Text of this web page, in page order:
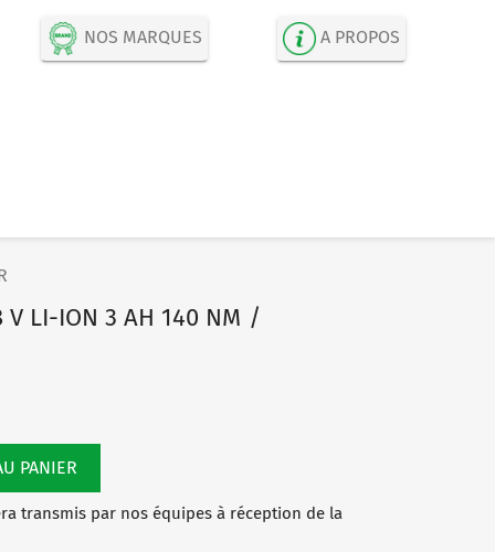
NOS MARQUES A PROPOS
V LI-ION 3 AH 140 NM /
PANIER
transmis par nos équipes à réception de la